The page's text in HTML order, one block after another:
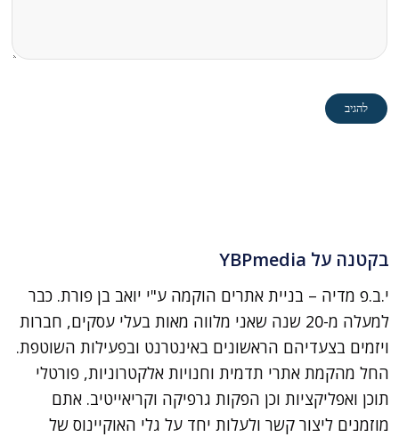
בקטנה על YBPmedia
י.ב.פ מדיה – בניית אתרים הוקמה ע"י יואב בן פורת. כבר
למעלה מ-20 שנה שאני מלווה מאות בעלי עסקים, חברות
ויזמים בצעדיהם הראשונים באינטרנט ובפעילות השוטפת.
החל מהקמת אתרי תדמית וחנויות אלקטרוניות, פורטלי
תוכן ואפליקציות וכן הפקות גרפיקה וקריאייטיב. אתם
מוזמנים ליצור קשר ולעלות יחד על גלי האוקיינוס של